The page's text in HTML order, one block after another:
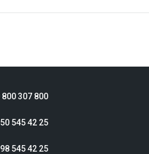
800 307 800
545 42 25
545 42 25